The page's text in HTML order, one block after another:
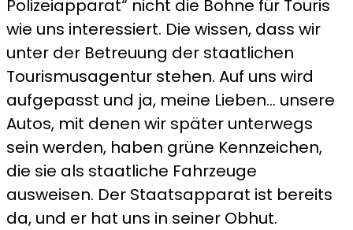
Polizeiapparat“ nicht die Bohne für Touris
wie uns interessiert. Die wissen, dass wir
unter der Betreuung der staatlichen
Tourismusagentur stehen. Auf uns wird
aufgepasst und ja, meine Lieben… unsere
Autos, mit denen wir später unterwegs
sein werden, haben grüne Kennzeichen,
die sie als staatliche Fahrzeuge
ausweisen. Der Staatsapparat ist bereits
da, und er hat uns in seiner Obhut.